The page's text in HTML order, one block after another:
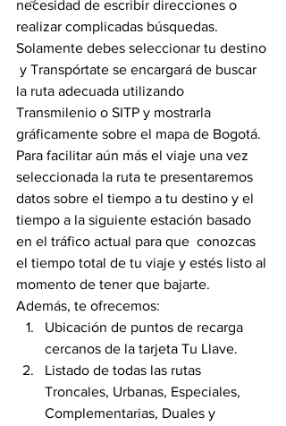
necesidad de escribir direcciones o
realizar complicadas búsquedas.
Solamente debes seleccionar tu destino
y Transpórtate se encargará de buscar
la ruta adecuada utilizando
Transmilenio o SITP y mostrarla
gráficamente sobre el mapa de Bogotá.
Para facilitar aún más el viaje una vez
seleccionada la ruta te presentaremos
datos sobre el tiempo a tu destino y el
tiempo a la siguiente estación basado
en el tráfico actual para que  conozcas
el tiempo total de tu viaje y estés listo al
momento de tener que bajarte.
Además, te ofrecemos:
Ubicación de puntos de recarga
cercanos de la tarjeta Tu Llave.
Listado de todas las rutas
Troncales, Urbanas, Especiales,
Complementarias, Duales y